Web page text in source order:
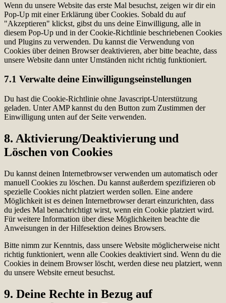
sonstiges
Wenn du unsere Website das erste Mal besuchst, zeigen wir dir ein
Pop-Up mit einer Erklärung über Cookies. Sobald du auf
"Akzeptieren" klickst, gibst du uns deine Einwilligung, alle in
diesem Pop-Up und in der Cookie-Richtlinie beschriebenen Cookies
und Plugins zu verwenden. Du kannst die Verwendung von
Cookies über deinen Browser deaktivieren, aber bitte beachte, dass
unsere Website dann unter Umständen nicht richtig funktioniert.
7.1 Verwalte deine Einwilligungseinstellungen
Du hast die Cookie-Richtlinie ohne Javascript-Unterstützung
geladen. Unter AMP kannst du den Button zum Zustimmen der
Einwilligung unten auf der Seite verwenden.
8. Aktivierung/Deaktivierung und
Löschen von Cookies
Du kannst deinen Internetbrowser verwenden um automatisch oder
manuell Cookies zu löschen. Du kannst außerdem spezifizieren ob
spezielle Cookies nicht platziert werden sollen. Eine andere
Möglichkeit ist es deinen Internetbrowser derart einzurichten, dass
du jedes Mal benachrichtigt wirst, wenn ein Cookie platziert wird.
Für weitere Information über diese Möglichkeiten beachte die
Anweisungen in der Hilfesektion deines Browsers.
Bitte nimm zur Kenntnis, dass unsere Website möglicherweise nicht
richtig funktioniert, wenn alle Cookies deaktiviert sind. Wenn du die
Cookies in deinem Browser löscht, werden diese neu platziert, wenn
du unsere Website erneut besuchst.
9. Deine Rechte in Bezug auf